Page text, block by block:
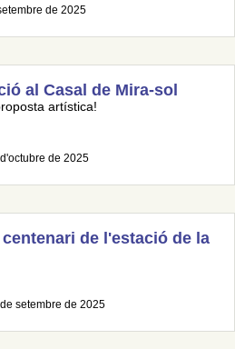
de 2025
al Casal de Mira-sol
artística!
de 2025
de l'estació de la
setembre de 2025